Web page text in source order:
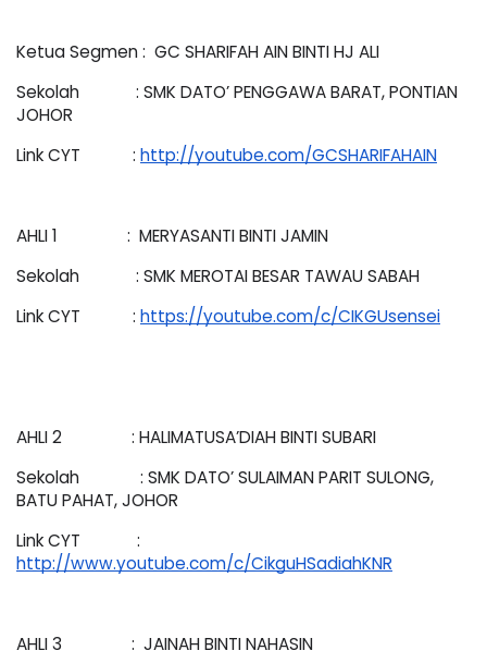
Ketua Segmen :  GC SHARIFAH AIN BINTI HJ ALI
Sekolah             : SMK DATO’ PENGGAWA BARAT, PONTIAN
JOHOR
Link CYT            : http://youtube.com/GCSHARIFAHAIN
AHLI 1                :  MERYASANTI BINTI JAMIN
Sekolah             : SMK MEROTAI BESAR TAWAU SABAH
Link CYT            : https://youtube.com/c/CIKGUsensei
AHLI 2                : HALIMATUSA’DIAH BINTI SUBARI
Sekolah              : SMK DATO’ SULAIMAN PARIT SULONG,
BATU PAHAT, JOHOR
http://www.youtube.com/c/CikguHSadiahKNR
AHLI 3                :  JAINAH BINTI NAHASIN